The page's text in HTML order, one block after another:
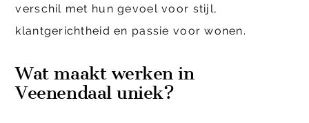
verschil met hun gevoel voor stijl,
klantgerichtheid en passie voor wonen.
Wat maakt werken in
Veenendaal uniek?